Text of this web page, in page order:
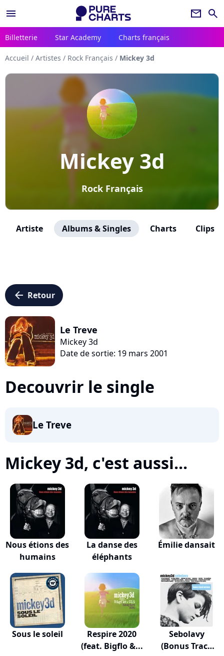
menu newsletter search
Billetterie Star Academy Charts français
Accueil / Artistes / Rock Français / Mickey 3d
Mickey 3d
Rock Français
Artiste Albums & Singles Charts Clips
arrow_left Retour
Le Treve
Mickey 3d
Date de sortie: 19 mars 2001
Decouvrir le single
Le Treve
Mickey 3d, c'est aussi...
Nous étions des
humains
La danse des
éléphants
Émilie dansait
Sous le soleil
Respire 2020
(feat. Bigflo &...
Sebolavy
(Bonus Track